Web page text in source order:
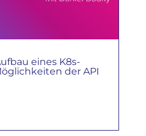
eines K8s-
der API